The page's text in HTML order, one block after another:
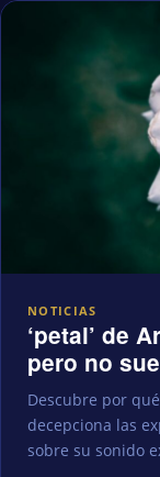
NOTICIAS
‘petal’ de
pero no
Descubre por
decepciona las
sobre su sonido